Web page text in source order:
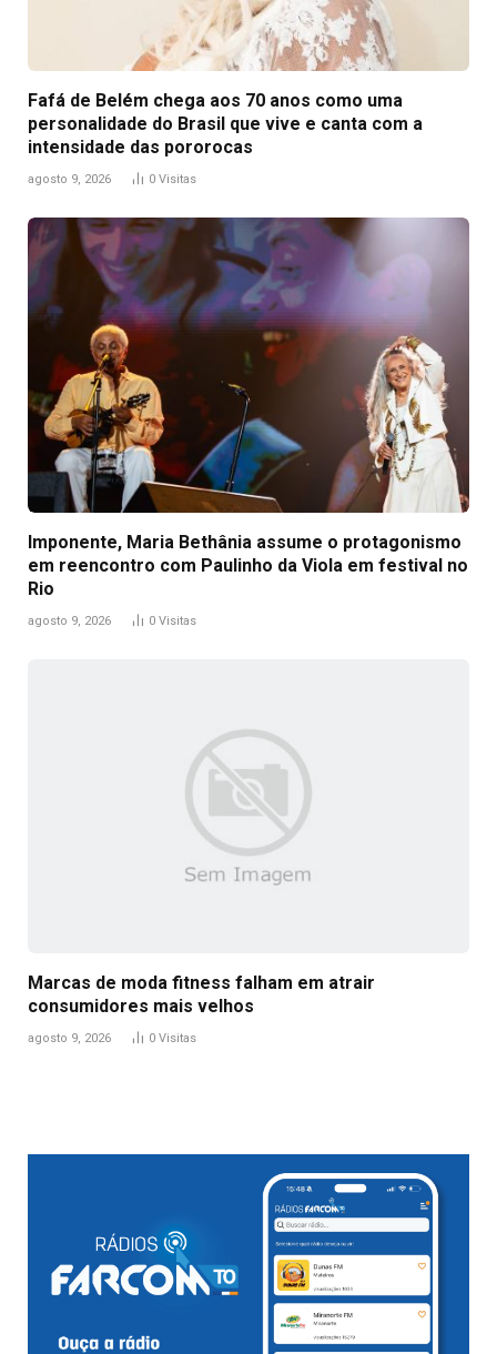
Fafá de Belém chega aos 70 anos como uma
personalidade do Brasil que vive e canta com a
intensidade das pororocas
agosto 9, 2026 0 Visitas
Imponente, Maria Bethânia assume o protagonismo
em reencontro com Paulinho da Viola em festival no
Rio
agosto 9, 2026 0 Visitas
Marcas de moda fitness falham em atrair
consumidores mais velhos
agosto 9, 2026 0 Visitas